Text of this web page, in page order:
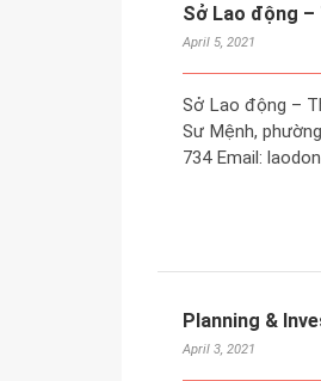
Sở Lao động –
April 5, 2021
Sở Lao động –
Sư Mệnh,
734 Email:
Planning &
April 3, 2021